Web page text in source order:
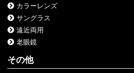
カラーレンズ
サングラス
遠近両用
老眼鏡
その他